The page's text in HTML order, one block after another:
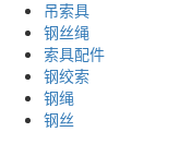
吊索具
钢丝绳
索具配件
钢绞索
钢绳
钢丝